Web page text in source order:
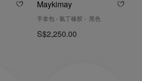
Maykimay
手拿包 - 氯丁橡胶 - 黑色
S$2,250.00